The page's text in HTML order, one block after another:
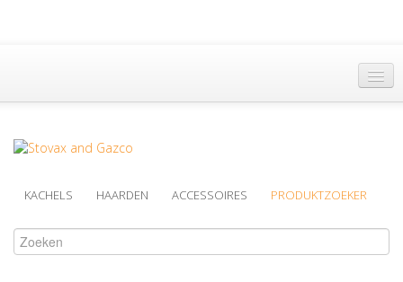
Hoofdpagina
Een Dealer vinden
Over Ons
KACHELS HAARDEN ACCESSOIRES PRODUKTZOEKER